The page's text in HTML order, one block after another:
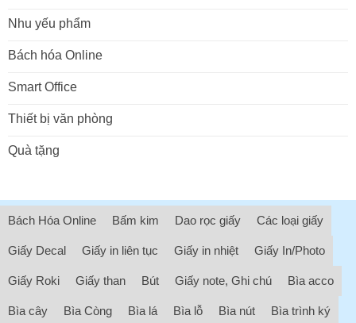
Nhu yếu phẩm
Bách hóa Online
Smart Office
Thiết bị văn phòng
Quà tặng
Bách Hóa Online Bấm kim Dao rọc giấy Các loại giấy
Giấy Decal Giấy in liên tục Giấy in nhiệt Giấy In/Photo
Giấy Roki Giấy than Bút Giấy note, Ghi chú Bìa acco
Bìa cây Bìa Còng Bìa lá Bìa lỗ Bìa nút Bìa trình ký